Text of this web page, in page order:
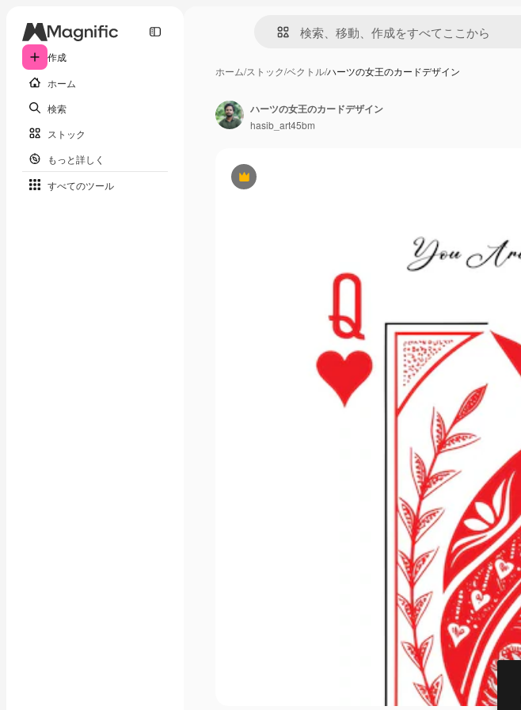
作成
ホーム
検索
ストック
もっと詳しく
すべてのツール
ホーム/ストック/ベクトル/ハーツの女王のカードデザイン
Premium
ハーツの女王のカードデザイン
hasib_art45bm